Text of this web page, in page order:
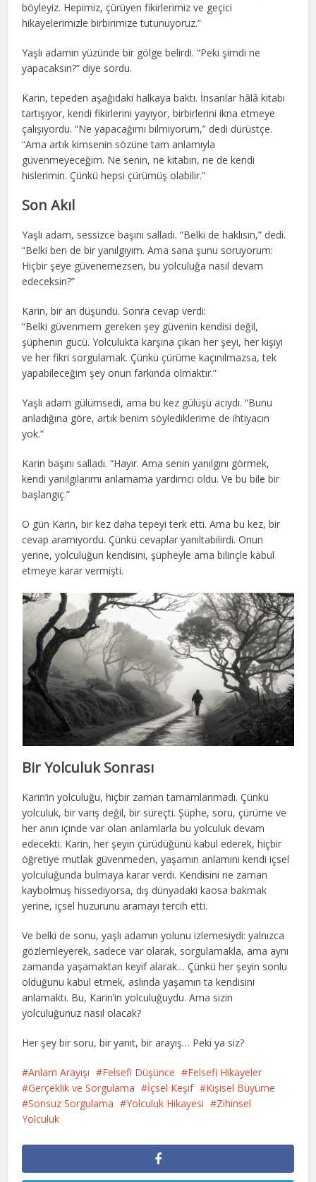
böyleyiz. Hepimiz, çürüyen fikirlerimiz ve geçici
hikayelerimizle birbirimize tutunuyoruz.”
Yaşlı adamın yüzünde bir gölge belirdi. “Peki şimdi ne
yapacaksın?” diye sordu.
Karin, tepeden aşağıdaki halkaya baktı. İnsanlar hâlâ kitabı
tartışıyor, kendi fikirlerini yayıyor, birbirlerini ikna etmeye
çalışıyordu. “Ne yapacağımı bilmiyorum,” dedi dürüstçe.
“Ama artık kimsenin sözüne tam anlamıyla
güvenmeyeceğim. Ne senin, ne kitabın, ne de kendi
hislerimin. Çünkü hepsi çürümüş olabilir.”
Son Akıl
Yaşlı adam, sessizce başını salladı. “Belki de haklısın,” dedi.
“Belki ben de bir yanılgıyım. Ama sana şunu soruyorum:
Hiçbir şeye güvenemezsen, bu yolculuğa nasıl devam
edeceksin?”
Karin, bir an düşündü. Sonra cevap verdi:
“Belki güvenmem gereken şey güvenin kendisi değil,
şüphenin gücü. Yolculukta karşına çıkan her şeyi, her kişiyi
ve her fikri sorgulamak. Çünkü çürüme kaçınılmazsa, tek
yapabileceğim şey onun farkında olmaktır.”
Yaşlı adam gülümsedi, ama bu kez gülüşü acıydı. “Bunu
anladığına göre, artık benim söylediklerime de ihtiyacın
yok.”
Karin başını salladı. “Hayır. Ama senin yanılgını görmek,
kendi yanılgılarımı anlamama yardımcı oldu. Ve bu bile bir
başlangıç.”
O gün Karin, bir kez daha tepeyi terk etti. Ama bu kez, bir
cevap aramıyordu. Çünkü cevaplar yanıltabilirdi. Onun
yerine, yolculuğun kendisini, şüpheyle ama bilinçle kabul
etmeye karar vermişti.
Bir Yolculuk Sonrası
Karin’in yolculuğu, hiçbir zaman tamamlanmadı. Çünkü
yolculuk, bir varış değil, bir süreçti. Şüphe, soru, çürüme ve
her anın içinde var olan anlamlarla bu yolculuk devam
edecekti. Karin, her şeyin çürüdüğünü kabul ederek, hiçbir
öğretiye mutlak güvenmeden, yaşamın anlamını kendi içsel
yolculuğunda bulmaya karar verdi. Kendisini ne zaman
kaybolmuş hissediyorsa, dış dünyadaki kaosa bakmak
yerine, içsel huzurunu aramayı tercih etti.
Ve belki de sonu, yaşlı adamın yolunu izlemesiydi: yalnızca
gözlemleyerek, sadece var olarak, sorgulamakla, ama aynı
zamanda yaşamaktan keyif alarak… Çünkü her şeyin sonlu
olduğunu kabul etmek, aslında yaşamın ta kendisini
anlamaktı. Bu, Karin’in yolculuğuydu. Ama sizin
yolculuğunuz nasıl olacak?
Her şey bir soru, bir yanıt, bir arayış… Peki ya siz?
Anlam Arayışı Felsefi Düşünce
Felsefi Hikayeler
Gerçeklik ve Sorgulama
İçsel Keşif
Kişisel Büyüme
Sonsuz Sorgulama
Yolculuk Hikayesi
Zihinsel
Yolculuk